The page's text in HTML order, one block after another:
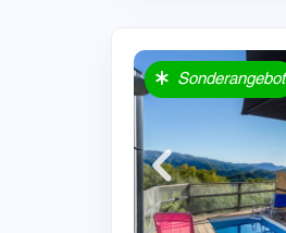
Sonderangebot